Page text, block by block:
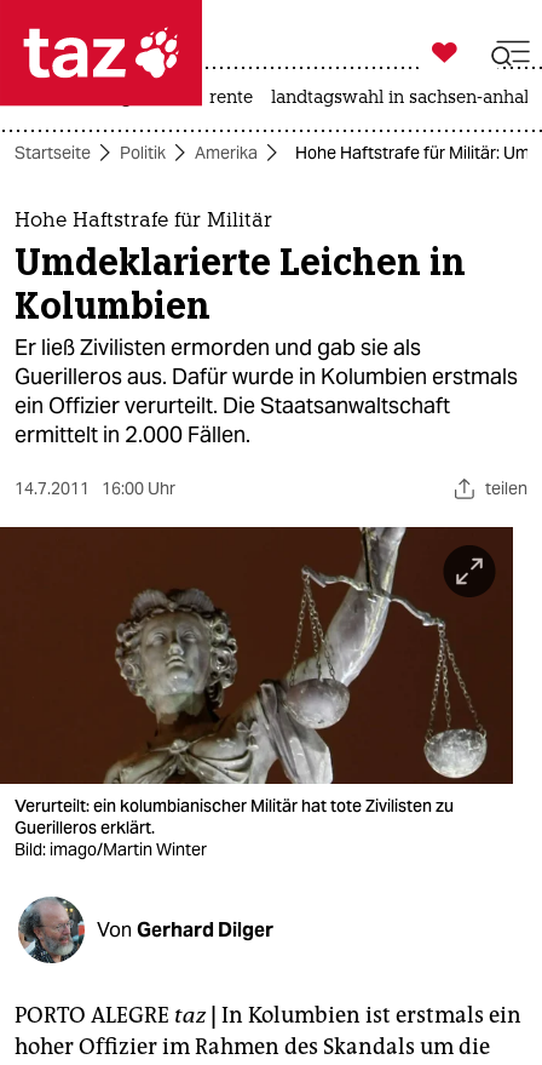
 taz zahl ich
taz zahl ich
themen
politik
öko
gesellschaft
kultur
sport
veranstaltungen
shop
fragen & hilfe
unterstützen
genossenschaft

taz zahl ich
rente landtagswahl in sachsen-anhalt
Startseite Politik Amerika Hohe Haftstrafe für Militär:
Hohe Haftstrafe für Militär
Umdeklarierte Leichen in
Kolumbien
Er ließ Zivilisten ermorden und gab sie als
Guerilleros aus. Dafür wurde in Kolumbien erstmals
ein Offizier verurteilt. Die Staatsanwaltschaft
ermittelt in 2.000 Fällen.
14.7.2011 16:00 Uhr teilen
Verurteilt: ein kolumbianischer Militär hat tote Zivilisten zu
Guerilleros erklärt.
Bild: imago/Martin Winter
Von Gerhard Dilger
PORTO ALEGRE taz In Kolumbien ist erstmals ein
hoher Offizier im Rahmen des Skandals um die